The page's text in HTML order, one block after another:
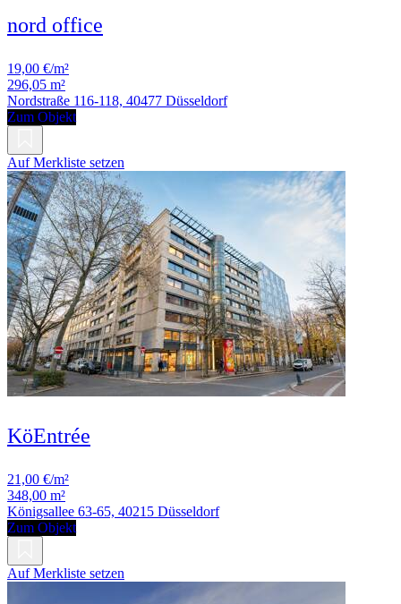
nord office
19,00 €/m²
296,05 m²
Nordstraße 116-118, 40477 Düsseldorf
Zum Objekt
Auf Merkliste setzen
KöEntrée
21,00 €/m²
348,00 m²
Königsallee 63-65, 40215 Düsseldorf
Zum Objekt
Auf Merkliste setzen